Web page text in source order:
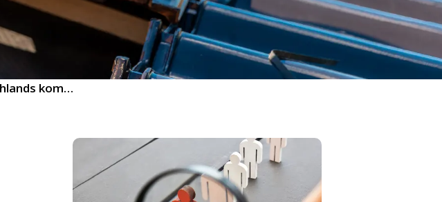
44/2011 Bester Dachdecker Deutschlands kommt aus Baden-Württemberg